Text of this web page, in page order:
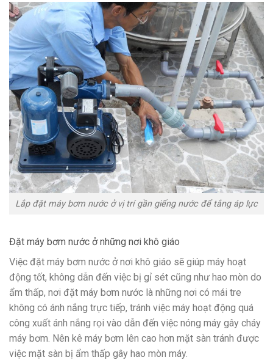
Lắp đặt máy bơm nước ở vị trí gần giếng nước để tắng áp lực
Đặt máy bơm nước ở những nơi khô giáo
Việc đặt máy bơm nước ở nơi khô giáo sẽ giúp máy hoạt
động tốt, không dẫn đến việc bị gỉ sét cũng như hao mòn do
ẩm thấp, nơi đặt máy bơm nước là những nơi có mái tre
không có ánh nắng trực tiếp, tránh việc máy hoạt động quá
công xuất ánh nắng rọi vào dẫn đến việc nóng máy gây cháy
máy bơm. Nên kê máy bơm lên cao hơn mặt sàn tránh được
việc mặt sàn bị ẩm thấp gây hao mòn máy.